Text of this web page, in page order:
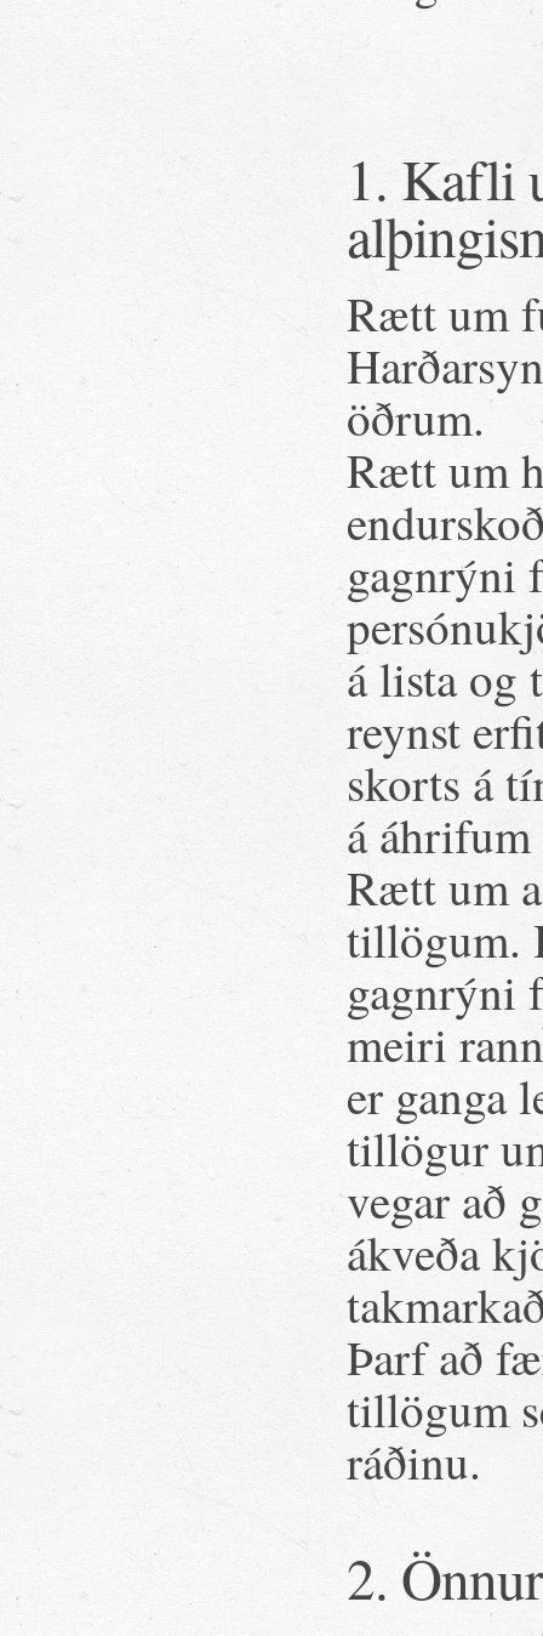
1. Kafli
Rætt um
öðrum.
Rætt um
gagnrýni
á lista og
reynst
skorts á
á
Rætt um
tillögum.
meiri
er ganga
tillögur
vegar að
ákveða
Þarf að
tillögum
ráðinu.
2.